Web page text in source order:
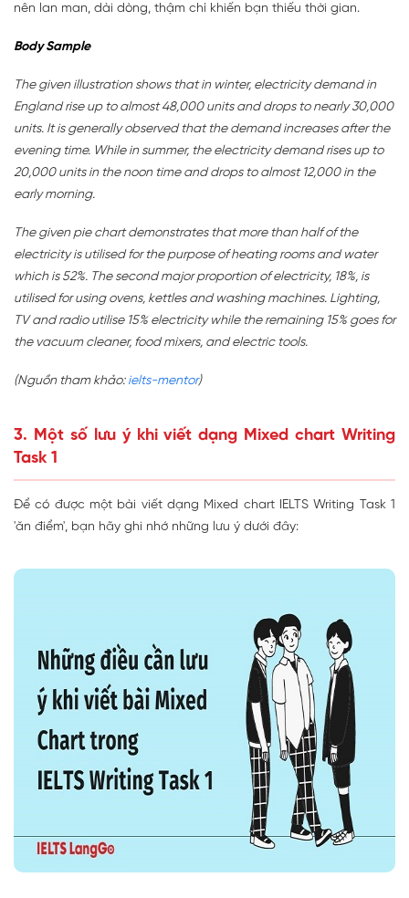
nên lan man, dài dòng, thậm chí khiến bạn thiếu thời gian.
Body Sample
The given illustration shows that in winter, electricity demand in
England rise up to almost 48,000 units and drops to nearly 30,000
units. It is generally observed that the demand increases after the
evening time. While in summer, the electricity demand rises up to
20,000 units in the noon time and drops to almost 12,000 in the
early morning.
The given pie chart demonstrates that more than half of the
electricity is utilised for the purpose of heating rooms and water
which is 52%. The second major proportion of electricity, 18%, is
utilised for using ovens, kettles and washing machines. Lighting,
TV and radio utilise 15% electricity while the remaining 15% goes for
the vacuum cleaner, food mixers, and electric tools.
(Nguồn tham khảo: ielts-mentor)
3. Một số lưu ý khi viết dạng Mixed chart Writing
Task 1
Để có được một bài viết dạng Mixed chart IELTS Writing Task 1
'ăn điểm', bạn hãy ghi nhớ những lưu ý dưới đây: